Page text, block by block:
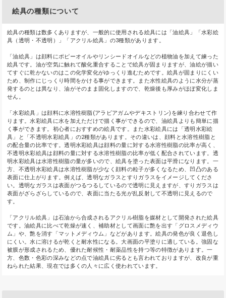
絵具の種類について
絵具の種類は数多くありますが、一般的に使用される絵具には「油絵具」「水彩絵
具（透明・不透明）」「アクリル絵具」の3種類があります。
「油絵具」は顔料にポピーオイルやリンシードオイルなどの植物油を加えて練った
絵具です。油が空気に触れて酸化重合することで絵具が固まりますが、油絵が描い
てすぐに乾かないのはこの化学変化がゆっくり進むためです。絵具が固まりにくい
ため、制作にじっくり時間をかける事ができます。また水性絵具のように水分が蒸
発するのとは異なり、油がそのまま固化しますので、乾燥後も厚みがほぼ変化しま
せん。
「水彩絵具」は顔料に水溶性樹脂(アラビアガムやデキストリン)を練り合わせて作
ります。水彩絵具に水を加えただけで描く事ができるので、油絵具よりも簡単に描
く事ができます。初心者におすすめの絵具です。また水彩絵具には「透明水彩絵
具」と「不透明水彩絵具」の2種類があります。その違いは、顔料と水溶性樹脂と
の配合量の比率です。透明水彩絵具は顔料の量に対する水溶性樹脂の比率が高く、
不透明水彩絵具は顔料の量に対する水溶性樹脂の比率が低く配合されています。透
明水彩絵具は水溶性樹脂の量が多いので、絵具を塗った表面は平滑になります。一
方、不透明水彩絵具は水溶性樹脂が少なく顔料の粒子が多くなるため、凹凸のある
表面に仕上がります。例えば、透明なガラスとすりガラスをイメージしてくださ
い。透明なガラスは表面がつるつるしているので透明に見えますが、すりガラスは
表面がざらざらしているので、表面に当たる光が乱反射して不透明に見えるので
す。
「アクリル絵具」は石油から合成されるアクリル樹脂を媒材として開発された絵具
です。油絵具に比べて乾燥が速く、補助材として画面に艶を出す「グロスメディウ
ム」や、艶を消す「マットメディウム」などがあります。絵具の発色が良く退色し
にくい。水に溶けるが乾くと耐水性になる。大画面の平塗りに適している。強固な
被膜が形成されるため、優れた耐候性・耐薬品性を持つ等の特徴があります。一
方、色数・色彩の深みなどの点で油絵具に劣るとも言われておりますが、改良が重
ねられた結果、現在では多くの人々に広く使われています。